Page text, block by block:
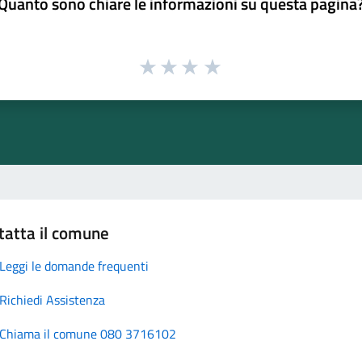
il comune
Leggi le domande frequenti
Richiedi Assistenza
Chiama il comune 080 3716102